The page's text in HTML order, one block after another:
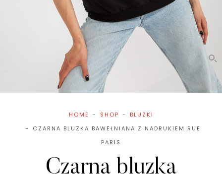
HOME SHOP
BLUZKI
CZARNA BLUZKA BAWEŁNIANA Z NADRUKIEM RUE
PARIS
Czarna bluzka